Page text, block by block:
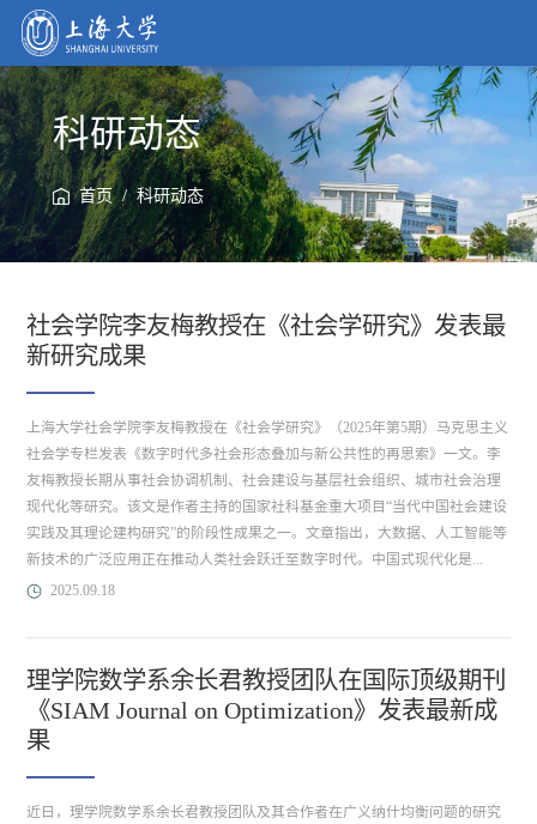
科研动态
首页/科研动态
社会学院李友梅教授在《社会学研究》发表最
新研究成果
上海大学社会学院李友梅教授在《社会学研究》（2025年第5期）马克思主义
社会学专栏发表《数字时代多社会形态叠加与新公共性的再思索》一文。李
友梅教授长期从事社会协调机制、社会建设与基层社会组织、城市社会治理
现代化等研究。该文是作者主持的国家社科基金重大项目“当代中国社会建设
实践及其理论建构研究”的阶段性成果之一。文章指出，大数据、人工智能等
新技术的广泛应用正在推动人类社会跃迁至数字时代。中国式现代化是...
2025.09.18
理学院数学系余长君教授团队在国际顶级期刊
《SIAM Journal on Optimization》发表最新成
果
近日，理学院数学系余长君教授团队及其合作者在广义纳什均衡问题的研究